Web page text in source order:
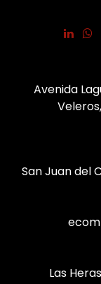
Avenida
San Juan del
Las